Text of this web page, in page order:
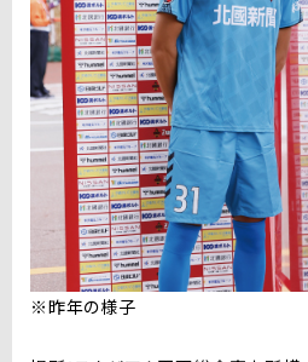
※昨年の様子